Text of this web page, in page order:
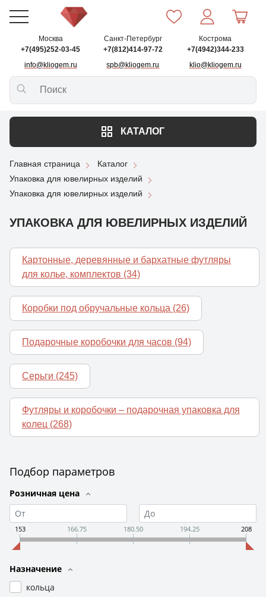
Москва
+7(495)252-03-45
info@kliogem.ru
Санкт-Петербург
+7(812)414-97-72
spb@kliogem.ru
Кострома
+7(4942)344-233
klio@kliogem.ru
КАТАЛОГ
Главная страница
Каталог
Упаковка для ювелирных изделий
Упаковка для ювелирных изделий
УПАКОВКА ДЛЯ ЮВЕЛИРНЫХ ИЗДЕЛИЙ
Картонные, деревянные и бархатные футляры
для колье, комплектов (34)
Коробки под обручальные кольца (26)
Подарочные коробочки для часов (94)
Серьги (245)
Футляры и коробочки – подарочная упаковка для
колец (268)
Подбор параметров
Розничная цена
153 166.75 180.50 194.25 208
Назначение
кольца